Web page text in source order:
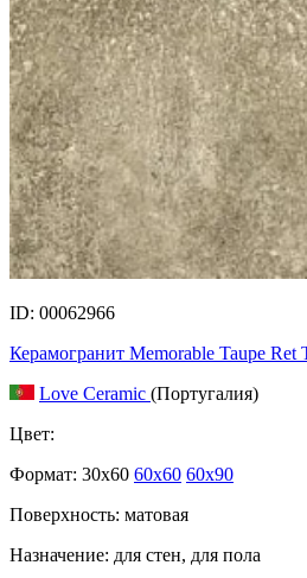
ID: 00062966
Керамогранит Memorable Taupe Ret
Love Ceramic (Португалия)
Цвет:
Формат: 30x60 60x60 60x90
Поверхность: матовая
Назначение: для стен, для пола